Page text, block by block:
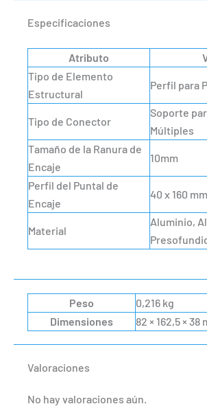
Especificaciones
Atributo
Tipo de Elemento
Estructural
Perfil para
Tipo de Conector
Soporte
Múltiples
Tamaño de la Ranura de
Encaje
10mm
Perfil del Puntal de
Encaje
40 x 160 mm
Material
Aluminio,
Peso
0,216 kg
Dimensiones
82 × 162,5 × 38
Valoraciones
No hay valoraciones aún.